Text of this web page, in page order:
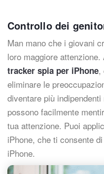
Controllo dei
Man mano che i giovani
loro maggiore
tracker spia per iPhone,
eliminare le
diventare più
possono facilmente
tua attenzione. Puoi
iPhone, che ti consente
iPhone.